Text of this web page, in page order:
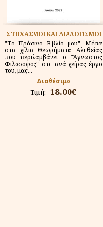
ΣΤΟΧΑΣΜΟΙ ΚΑΙ ΔΙΑΛΟΓΙΣΜΟΙ
"Το Πράσινο Βιβλίο μου". Μέσα
στα χίλια Θεωρήματα Αληθείας
που περιλαμβάνει ο "Άγνωστος
Φιλόσοφος" στο ανά χείρας έργο
του, μας...
Διαθέσιμο
Τιμή: 18.00€